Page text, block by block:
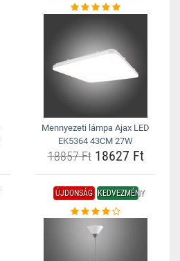
Mennyezeti lámpa Ajax LED
EK5364 43CM 27W
18857 Ft18627 Ft
ÚJDONSÁG KEDVEZMÉNY